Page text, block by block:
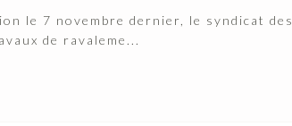
le 7 novembre dernier, le syndicat des
de ravaleme...